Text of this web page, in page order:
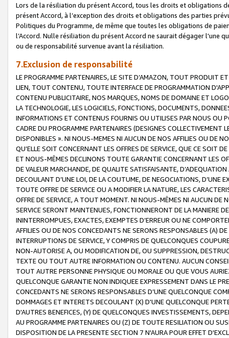
Lors de la résiliation du présent Accord, tous les droits et obligations
présent Accord, à l’exception des droits et obligations des parties
Politiques du Programme, de même que toutes les obligations de
l’Accord. Nulle résiliation du présent Accord ne saurait dégager l'une
ou de responsabilité survenue avant la résiliation.
7.Exclusion de responsabilité
LE PROGRAMME PARTENAIRES, LE SITE D’AMAZON, TOUT PRODUIT
LIEN, TOUT CONTENU, TOUTE INTERFACE DE PROGRAMMATION
CONTENU PUBLICITAIRE, NOS MARQUES, NOMS DE DOMAINE ET
LA TECHNOLOGIE, LES LOGICIELS, FONCTIONS, DOCUMENTS,
INFORMATIONS ET CONTENUS FOURNIS OU UTILISES PAR NOUS OU
CADRE DU PROGRAMME PARTENAIRES (DESIGNES COLLECTIVEMENT
DISPONIBLES ». NI NOUS-MEMES NI AUCUN DE NOS AFFILIES OU DE
QU’ELLE SOIT CONCERNANT LES OFFRES DE SERVICE, QUE CE SOIT
ET NOUS-MÊMES DECLINONS TOUTE GARANTIE CONCERNANT LES
DE VALEUR MARCHANDE, DE QUALITE SATISFAISANTE,
DECOULANT D’UNE LOI, DE LA COUTUME, DE NEGOCIATIONS, D’UNE
TOUTE OFFRE DE SERVICE OU A MODIFIER LA NATURE, LES
OFFRE DE SERVICE, A TOUT MOMENT. NI NOUS-MÊMES NI AUCUN DE
SERVICE SERONT MAINTENUES, FONCTIONNERONT DE LA MANIERE
ININTERROMPUES, EXACTES, EXEMPTES D’ERREUR OU NE
AFFILIES OU DE NOS CONCEDANTS NE SERONS RESPONSABLES (A)
INTERRUPTIONS DE SERVICE, Y COMPRIS DE QUELCONQUES
NON-AUTORISE A, OU MODIFICATION DE, OU SUPPRESSION,
TEXTE OU TOUT AUTRE INFORMATION OU CONTENU. AUCUN
TOUT AUTRE PERSONNE PHYSIQUE OU MORALE OU QUE VOUS
QUELCONQUE GARANTIE NON INDIQUEE EXPRESSEMENT DANS LE
CONCEDANTS NE SERONS RESPONSABLES D’UNE QUELCONQUE
DOMMAGES ET INTERETS DECOULANT (X) D'UNE QUELCONQUE
D'AUTRES BENEFICES, (Y) DE QUELCONQUES INVESTISSEMENTS,
AU PROGRAMME PARTENAIRES OU (Z) DE TOUTE RESILIATION OU
DISPOSITION DE LA PRESENTE SECTION 7 N'AURA POUR EFFET